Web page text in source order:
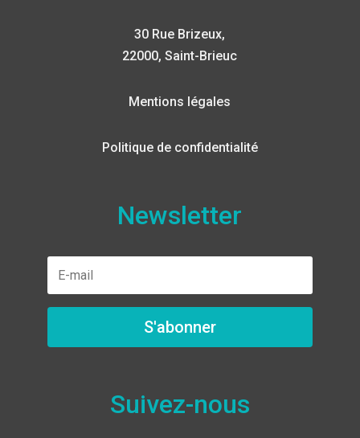
30 Rue Brizeux,
22000, Saint-Brieuc
Mentions légales
Politique de confidentialité
Newsletter
S'abonner
Suivez-nous